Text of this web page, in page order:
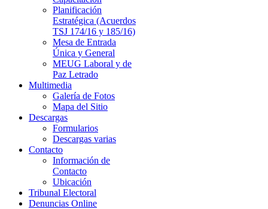
Planificación
Estratégica (Acuerdos
TSJ 174/16 y 185/16)
Mesa de Entrada
Única y General
MEUG Laboral y de
Paz Letrado
Multimedia
Galería de Fotos
Mapa del Sitio
Descargas
Formularios
Descargas varias
Contacto
Información de
Contacto
Ubicación
Tribunal Electoral
Denuncias Online